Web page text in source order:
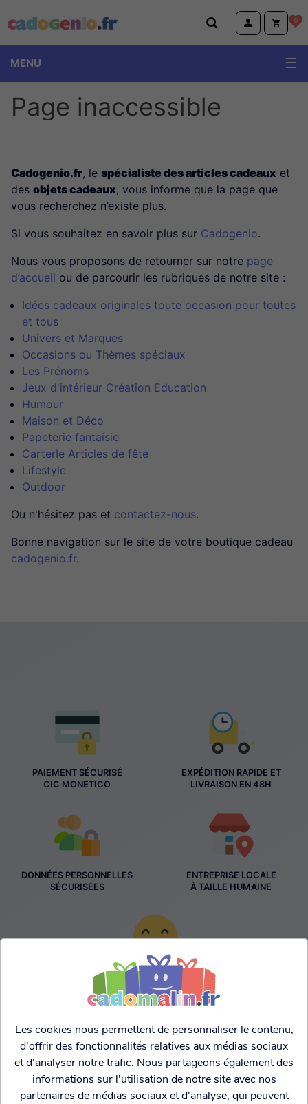
Cadogenio.fr 0
MENU
Page inaccessible
Cadogenio.fr, le spécialiste des articles cadeaux et
des objets cadeaux, vous informe que la page que
vous recherchez n’existe plus.
Si vous souhaitez en savoir plus sur Cadogenio.
Nous vous proposons de retourner sur notre page
d’accueil ou de parcourir les rubriques de notre site :
Idées cadeaux originales toute occasion pour toutes
et tous
Univers et Marques
Occasions ou Thèmes spéciaux
Les Prénoms
Jeux d'intérieur Création Education
Humour
Maison et Déco
Papeterie fantaisie
CarterIe Articles de fête
Lifestyle
Outdoor
Ou n'hésitez pas et contactez-nous.
Bonne navigation sur le site de votre boutique cadeau
cadogenio.fr.
PAIEMENT SÉCURISÉ
CIC MONETICO
EXPÉDITION RAPIDE ET
LIVRAISON EN 48H
DONNÉES PERSONNELLES
SÉCURISÉES
ENTREPRISE LOCALE
À TAILLE HUMAINE
TARIFS AGRESSIFS &
FRANCO LEGER
Les cookies nous permettent de personnaliser le contenu,
d'offrir des fonctionnalités relatives aux médias sociaux
et d'analyser notre trafic. Nous partageons également des
informations sur l'utilisation de notre site avec nos
partenaires de médias sociaux et d'analyse, qui peuvent